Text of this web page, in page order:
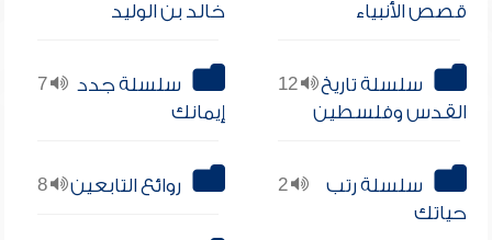
قصص الأنبياء
خالد بن الوليد
12
سلسلة تاريخ
القدس وفلسطين
7
سلسلة جدد
إيمانك
2
سلسلة رتب
حياتك
8 روائع التابعين